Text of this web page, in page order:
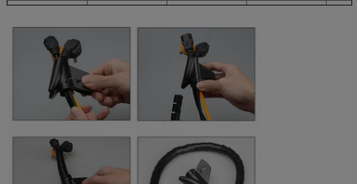
GPS-100
100 4" 4,5
GPS-130
GPS-150
GPS-200
200 7-22/25» 5